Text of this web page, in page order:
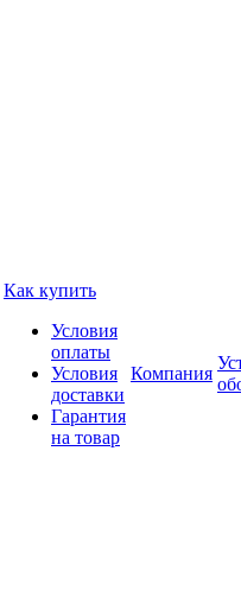
Как купить
Условия
оплаты
Условия
доставки
Гарантия
на товар
Компания